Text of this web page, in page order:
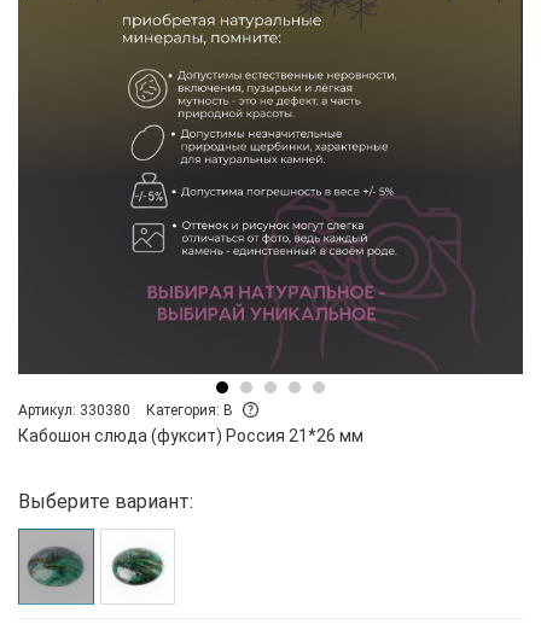
Артикул: 330380 Категория: B
Кабошон слюда (фуксит) Россия 21*26 мм
Выберите вариант: